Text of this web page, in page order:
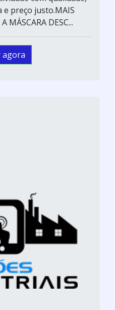
preço justo.MAIS
MÁSCARA DESC...
agora